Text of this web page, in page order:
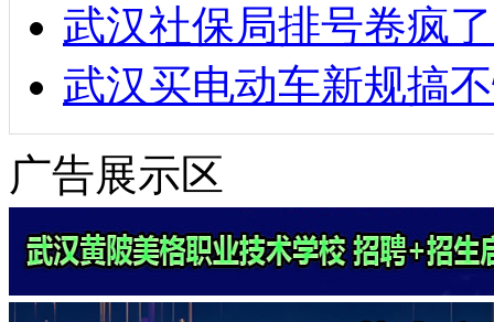
武汉社保局排号卷疯
武汉买电动车新规搞
广告展示区